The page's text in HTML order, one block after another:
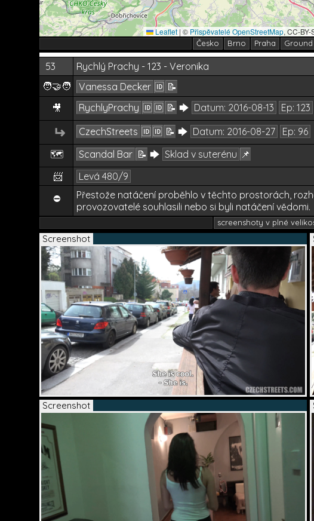
Leaflet | © Přispěvatelé OpenStreetMap, CC-BY-
Česko Brno Praha
53
Rychlý Prachy - 123 - Veronika
🧑‍🤝‍🧑
Vanessa Decker 🆔 📝
🎥
RychlyPrachy 🆔 🆔 📝 🡆 Datum: 2016-08-13 Ep: 123
↵ CzechStreets 🆔 🆔 📝 🡆 Datum: 2016-08-27
Ep: 96
🗺️
Scandal Bar 📝 🡆 Sklad v suterénu 📌
📨
Levá 480/9
⛔
Přestože natáčení proběhlo v těchto prostorách,
provozovatelé souhlasili nebo si byli natáčení vědomi.
screenshoty v plné
Screenshot
Screenshot